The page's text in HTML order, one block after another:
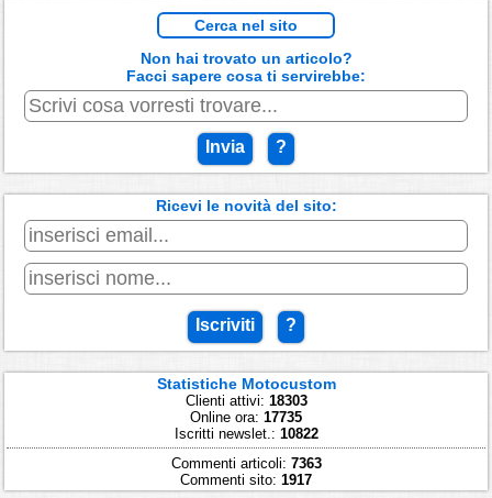
Cerca nel sito
Non hai trovato un articolo?
Facci sapere cosa ti servirebbe:
Invia ?
Ricevi le novità del sito:
Iscriviti ?
Statistiche Motocustom
Clienti attivi: 18303
Online ora: 17735
Iscritti newslet.: 10822
Commenti articoli: 7363
Commenti sito: 1917